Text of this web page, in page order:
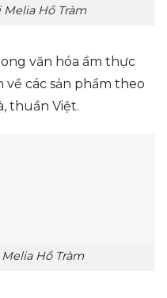
Hồ Tràm
văn hóa ẩm thực
về các sản phẩm theo
thuần Việt.
Hồ Tràm